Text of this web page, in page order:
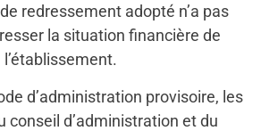
redressement adopté n’a pas
la situation financière de
l’établissement.
d’administration provisoire, les
conseil d’administration et du